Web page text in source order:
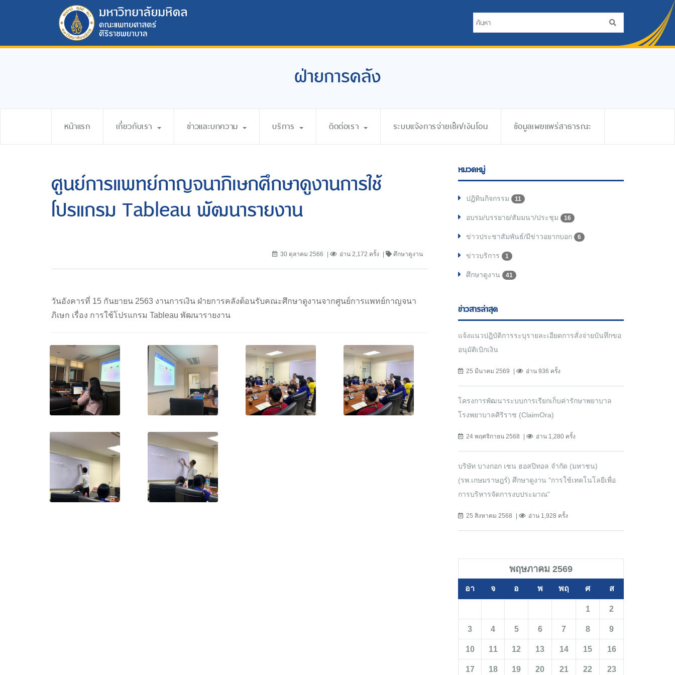
ฝ่ายการคลัง
หน้าแรก เกี่ยวกับเรา ข่าวและบทความ บริการ ติดต่อเรา ระบบแจ้งการจ่ายเช็ค/เงินโอน ข้อมูลเผยแพร่สาธารณะ
ศูนย์การแพทย์กาญจนาภิเษกศึกษาดูงานการใช้
โปรแกรม Tableau พัฒนารายงาน
30 ตุลาคม 2566 อ่าน 2,172 ครั้ง ศึกษาดูงาน
วันอังคารที่ 15 กันยายน 2563 งานการเงิน ฝ่ายการคลังต้อนรับคณะศึกษาดูงานจากศูนย์การแพทย์กาญจนา
ภิเษก เรื่อง การใช้โปรแกรม Tableau พัฒนารายงาน
หมวดหมู่
ปฏิทินกิจกรรม 11
อบรม/บรรยาย/สัมมนา/ประชุม 16
ข่าวประชาสัมพันธ์/มีข่าวอยากบอก 6
ข่าวบริการ 1
ศึกษาดูงาน 41
ข่าวสารล่าสุด
แจ้งแนวปฎิบัติการระบุรายละเอียดการสั่งจ่ายบันทึกขอ
อนุมัติเบิกเงิน
25 มีนาคม 2569 อ่าน 936 ครั้ง
โครงการพัฒนาระบบการเรียกเก็บค่ารักษาพยาบาล
โรงพยาบาลศิริราช (ClaimOra)
24 พฤศจิกายน 2568 อ่าน 1,280 ครั้ง
บริษัท บางกอก เซน ฮอสปิทอล จำกัด (มหาชน)
(รพ.เกษมราษฎร์) ศึกษาดูงาน "การใช้เทคโนโลยีเพื่อ
การบริหารจัดการงบประมาณ"
25 สิงหาคม 2568 อ่าน 1,928 ครั้ง
พฤษภาคม 2569
อา จ อ พ พฤ ศ ส
1 2
3 4 5 6 7 8 9
10 11 12 13 14 15 16
17 18 19 20 21 22 23